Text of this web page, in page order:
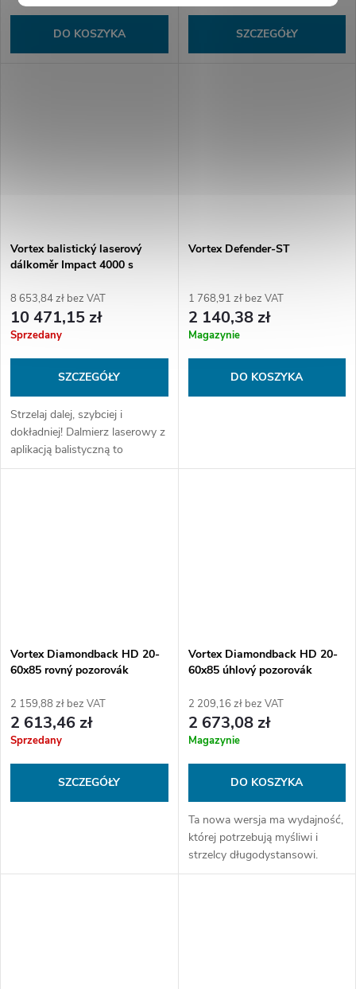
DO KOSZYKA SZCZEGÓŁY
Vortex balistický laserový
dálkoměr Impact 4000 s
8 653,84 zł bez VAT
10 471,15 zł
Sprzedany
SZCZEGÓŁY
Strzelaj dalej, szybciej i
dokładniej! Dalmierz laserowy z
aplikacją balistyczną to
doskonałe narzędzie dla
Vortex Defender-ST
1 768,91 zł bez VAT
2 140,38 zł
Magazynie
DO KOSZYKA
Vortex Diamondback HD 20-
60x85 rovný pozorovák
2 159,88 zł bez VAT
2 613,46 zł
Sprzedany
SZCZEGÓŁY
Vortex Diamondback HD 20-
60x85 úhlový pozorovák
2 209,16 zł bez VAT
2 673,08 zł
Magazynie
DO KOSZYKA
Ta nowa wersja ma wydajność,
której potrzebują myśliwi i
strzelcy długodystansowi.
Nawet słabe warunki